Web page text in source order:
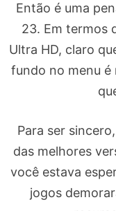
Então é uma
23. Em termos
Ultra HD, claro
fundo no menu
Para ser sincero,
das melhores
você estava
jogos